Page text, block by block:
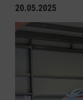
20.05.2025